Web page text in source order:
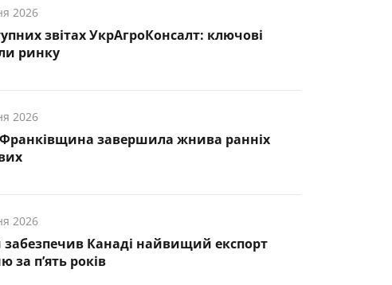
2026
звітах УкрАгроКонсалт: ключові
ринку
2026
Франківщина завершила жнива ранніх
2026
забезпечив Канаді найвищий експорт
за п’ять років